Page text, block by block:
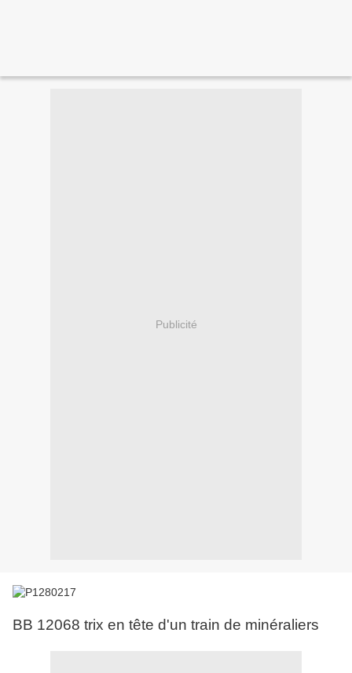
Publicité
BB 12068 trix en tête d'un train de minéraliers